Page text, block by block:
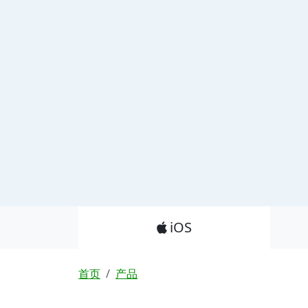
iOS
面包屑
首页 产品